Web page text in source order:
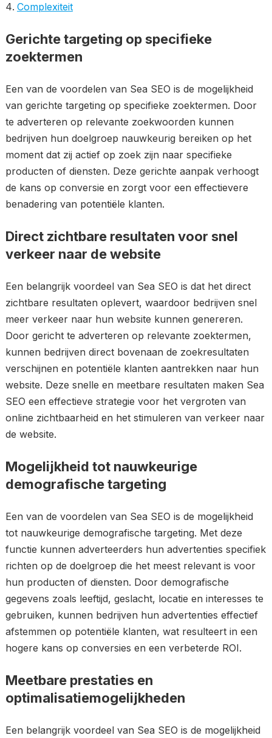
Complexiteit
Gerichte targeting op specifieke
zoektermen
Een van de voordelen van Sea SEO is de mogelijkheid
van gerichte targeting op specifieke zoektermen. Door
te adverteren op relevante zoekwoorden kunnen
bedrijven hun doelgroep nauwkeurig bereiken op het
moment dat zij actief op zoek zijn naar specifieke
producten of diensten. Deze gerichte aanpak verhoogt
de kans op conversie en zorgt voor een effectievere
benadering van potentiële klanten.
Direct zichtbare resultaten voor snel
verkeer naar de website
Een belangrijk voordeel van Sea SEO is dat het direct
zichtbare resultaten oplevert, waardoor bedrijven snel
meer verkeer naar hun website kunnen genereren.
Door gericht te adverteren op relevante zoektermen,
kunnen bedrijven direct bovenaan de zoekresultaten
verschijnen en potentiële klanten aantrekken naar hun
website. Deze snelle en meetbare resultaten maken Sea
SEO een effectieve strategie voor het vergroten van
online zichtbaarheid en het stimuleren van verkeer naar
de website.
Mogelijkheid tot nauwkeurige
demografische targeting
Een van de voordelen van Sea SEO is de mogelijkheid
tot nauwkeurige demografische targeting. Met deze
functie kunnen adverteerders hun advertenties specifiek
richten op de doelgroep die het meest relevant is voor
hun producten of diensten. Door demografische
gegevens zoals leeftijd, geslacht, locatie en interesses te
gebruiken, kunnen bedrijven hun advertenties effectief
afstemmen op potentiële klanten, wat resulteert in een
hogere kans op conversies en een verbeterde ROI.
Meetbare prestaties en
optimalisatiemogelijkheden
Een belangrijk voordeel van Sea SEO is de mogelijkheid